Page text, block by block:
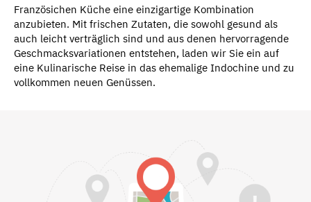
Französichen Küche eine einzigartige Kombination
anzubieten. Mit frischen Zutaten, die sowohl gesund als
auch leicht verträglich sind und aus denen hervorragende
Geschmacksvariationen entstehen, laden wir Sie ein auf
eine Kulinarische Reise in das ehemalige Indochine und zu
vollkommen neuen Genüssen.